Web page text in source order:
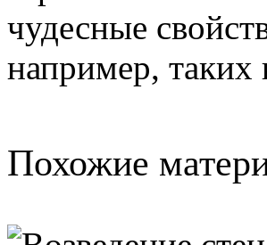
чудесные
например, таких
Похожие